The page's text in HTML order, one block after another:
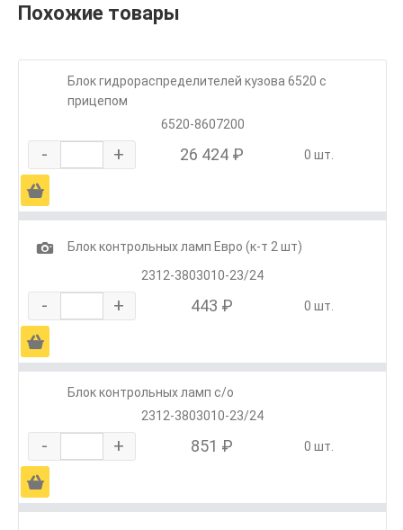
Похожие товары
Блок гидрораспределителей кузова 6520 с
прицепом
6520-8607200
- + 26 424 ₽ 0 шт.
Ä
1
Блок контрольных ламп Евро (к-т 2 шт)
2312-3803010-23/24
- + 443 ₽ 0 шт.
Ä
Блок контрольных ламп с/о
2312-3803010-23/24
- + 851 ₽ 0 шт.
Ä